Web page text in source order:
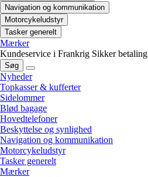
Navigation og kommunikation
Motorcykeludstyr
Tasker generelt
Mærker
Kundeservice i Frankrig Sikker betaling
Søg
Nyheder
Topkasser & kufferter
Sidelommer
Blød bagage
Hovedtelefoner
Beskyttelse og synlighed
Navigation og kommunikation
Motorcykeludstyr
Tasker generelt
Mærker